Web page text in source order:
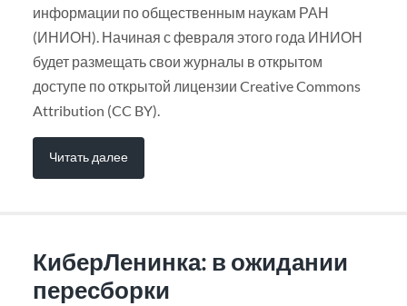
информации по общественным наукам РАН
(ИНИОН). Начиная с февраля этого года ИНИОН
будет размещать свои журналы в открытом
доступе по открытой лицензии Creative Commons
Attribution (CC BY).
Читать далее
КиберЛенинка: в ожидании
пересборки